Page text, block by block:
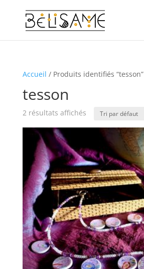
Accueil / Produits identifiés “tesson”
tesson
2 résultats affichés